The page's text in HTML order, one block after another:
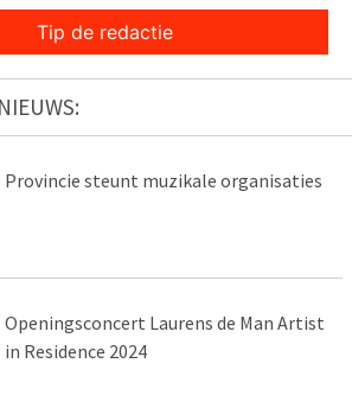
Tip de redactie
Provincie steunt muzikale organisaties
Openingsconcert Laurens de Man Artist
in Residence 2024